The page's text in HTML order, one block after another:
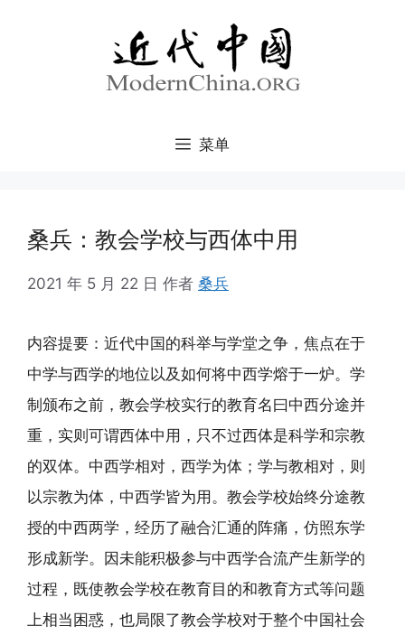
菜单
桑兵：教会学校与西体中用
2021 年 5 月 22 日 作者 桑兵
内容提要：近代中国的科举与学堂之争，焦点在于
中学与西学的地位以及如何将中西学熔于一炉。学
制颁布之前，教会学校实行的教育名曰中西分途并
重，实则可谓西体中用，只不过西体是科学和宗教
的双体。中西学相对，西学为体；学与教相对，则
以宗教为体，中西学皆为用。教会学校始终分途教
授的中西两学，经历了融合汇通的阵痛，仿照东学
形成新学。因未能积极参与中西学合流产生新学的
过程，既使教会学校在教育目的和教育方式等问题
上相当困惑，也局限了教会学校对于整个中国社会